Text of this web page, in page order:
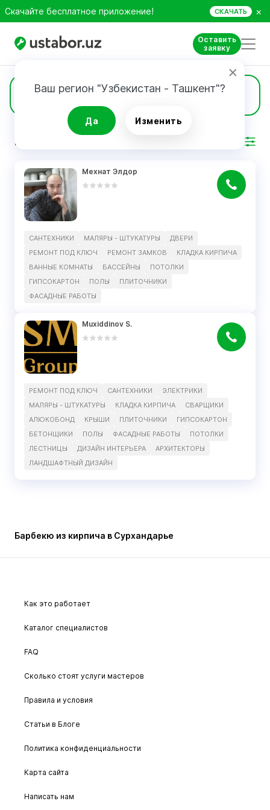
Скачайте бесплатное приложение! СКАЧАТЬ ×
Оставить
заявку
Ваш регион "Узбекистан - Ташкент"?
Да Изменить
Кладка кирпича
РЕЗУЛЬТАТ
Мехнат Элдор
САНТЕХНИКИ МАЛЯРЫ - ШТУКАТУРЫ
ДВЕРИ
РЕМОНТ ПОД КЛЮЧ
РЕМОНТ ЗАМКОВ
КЛАДКА КИРПИЧА
ВАННЫЕ КОМНАТЫ
БАССЕЙНЫ
ПОТОЛКИ
ГИПСОКАРТОН
ПОЛЫ
ПЛИТОЧНИКИ
ФАСАДНЫЕ РАБОТЫ
Muxiddinov S.
РЕМОНТ ПОД КЛЮЧ САНТЕХНИКИ
ЭЛЕКТРИКИ
МАЛЯРЫ - ШТУКАТУРЫ
КЛАДКА КИРПИЧА
СВАРЩИКИ
АЛЮКОБОНД
КРЫШИ ПЛИТОЧНИКИ
ГИПСОКАРТОН
БЕТОНЩИКИ
ПОЛЫ ФАСАДНЫЕ РАБОТЫ
ПОТОЛКИ
ЛЕСТНИЦЫ
ДИЗАЙН ИНТЕРЬЕРА
АРХИТЕКТОРЫ
ЛАНДШАФТНЫЙ ДИЗАЙН
Барбекю из кирпича в Сурхандарье
Как это работает
Каталог специалистов
FAQ
Сколько стоят услуги мастеров
Правила и условия
Статьи в Блоге
Политика конфиденциальности
Карта сайта
Написать нам